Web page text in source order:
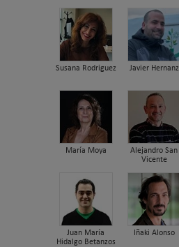
Susana Rodriguez Javier Hernanz
María Moya
Alejandro San
Vicente
Juan María
Hidalgo Betanzos
Iñaki Alonso